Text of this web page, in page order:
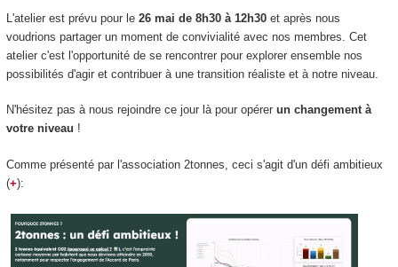
L'atelier est prévu pour le 26 mai de 8h30 à 12h30et après nous
voudrions partager un moment de convivialité avec nos membres. Cet
atelier c'est l'opportunité de se rencontrer pour explorer ensemble nos
possibilités d'agir et contribuer à une transition réaliste et à notre niveau.
N'hésitez pas à nous rejoindre ce jour là pour opérer un changement à
votre niveau !
Comme présenté par l'association 2tonnes, ceci s'agit d'un défi ambitieux
(+):